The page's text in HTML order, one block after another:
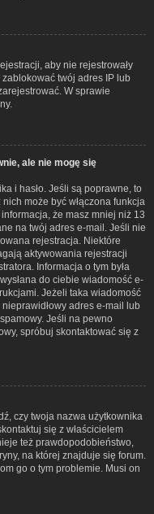
aby nie rejestrowały
zablokować twój adres IP lub
W sprawie
ale nie mogę się
i hasło. Jeśli są poprawne, to
może być włączona funkcja
że masz mniej niż 13
na twój adres e-mail. Jeśli nie
rejestracja. Niektóre
aktywowania rejestracji
Informacja o tym była
do ciebie wiadomość e-
Jeżeli taka wiadomość
adres e-mail lub
Jeśli na pewno
spróbuj skontaktować się z
czy twoja nazwa użytkownika
się z właścicielem
też prawdopodobieństwo,
na której znajduje się forum.
go o tym problemie. Musi on